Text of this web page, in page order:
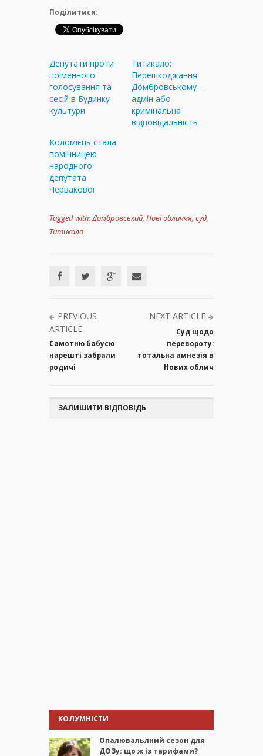
Поділитися:
Депутати проти
поіменного
голосування та
сесій в Будинку
культури
Титикало:
Перешкоджання
Домбровському –
адмін або
кримінальна
відповідальність
Коломієць стала
помічницею
народного
депутата
Червакової
Tagged with:Домбровський, Нові обличчя, суд,
Титикало
PREVIOUS
ARTICLE
Самотню бабусю
нарешті забрали
родичі
NEXT ARTICLE
Суд щодо
перевороту:
тотальна амнезія в
Нових облич
ЗАЛИШИТИ ВІДПОВІДЬ
КОЛУМНІСТИ
Опалювальлний сезон для
ДОЗу: що ж із тарифами?